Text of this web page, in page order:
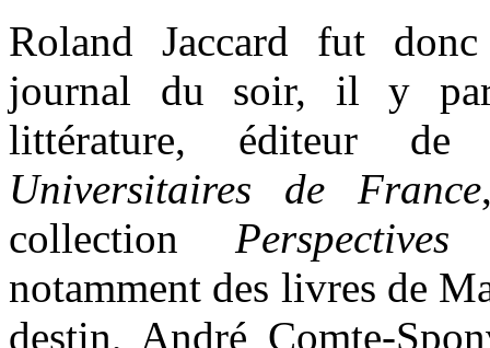
Roland Jaccard fut
journal du soir, il y
littérature, éditeur
Universitaires de France
collection
notamment des livres de
destin, André Comte-